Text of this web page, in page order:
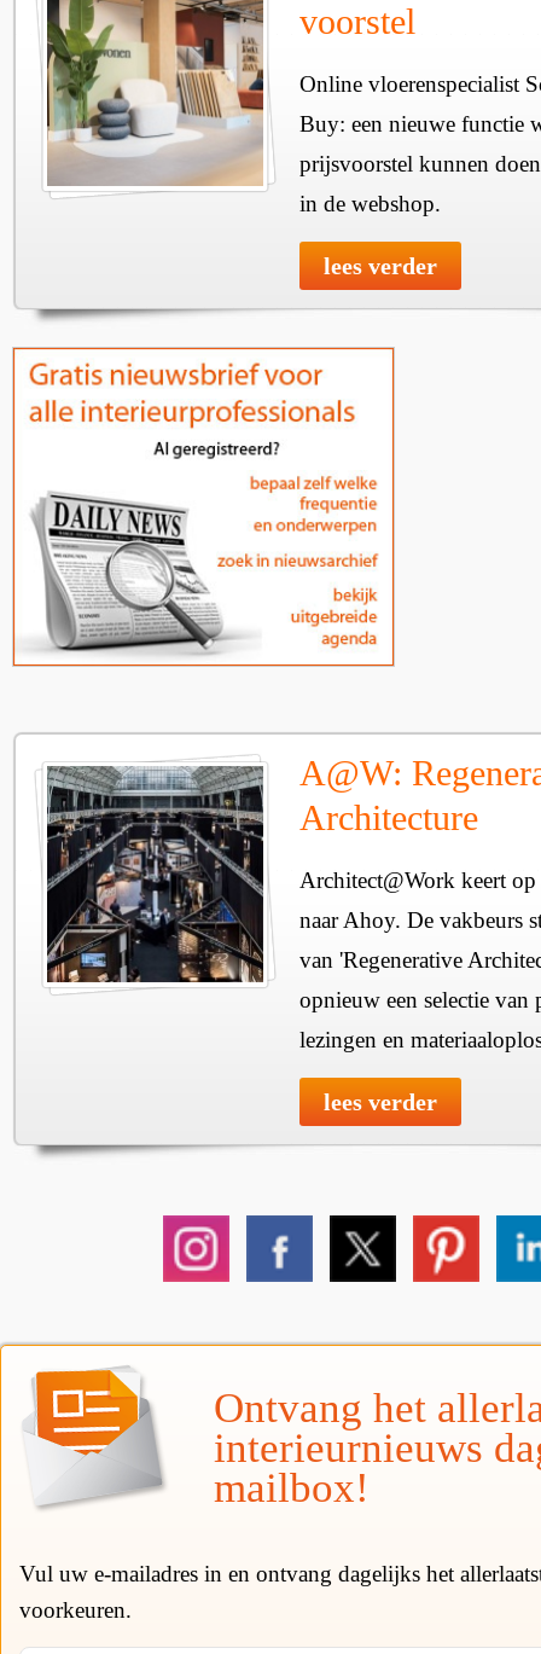
voorstel
Online vloerenspecialist
Buy: een nieuwe functie
prijsvoorstel kunnen
in de webshop.
lees verder
A@W:
Architecture
Architect@Work keert
naar Ahoy. De vakbeurs
van 'Regenerative
opnieuw een selectie van
lezingen en
lees verder
Ontvang het
interieurnieuws
mailbox!
Vul uw e-mailadres in en ontvang dagelijks het
voorkeuren.